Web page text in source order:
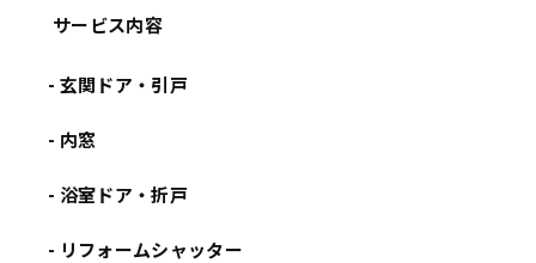
サービス内容
- 玄関ドア・引戸
- 内窓
- 浴室ドア・折戸
- リフォームシャッター